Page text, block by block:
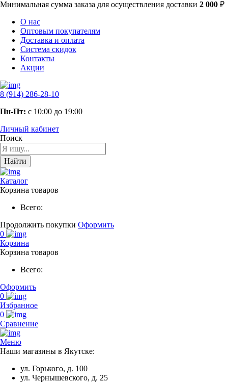
Минимальная сумма заказа для осуществления доставки 2 000 ₽
О нас
Оптовым покупателям
Доставка и оплата
Система скидок
Контакты
Акции
8 (914) 286-28-10
Пн-Пт: с 10:00 до 19:00
Личный кабинет
Поиск
Найти
Каталог
Корзина товаров
Всего:
Продолжить покупки Оформить
0
Корзина
Корзина товаров
Всего:
Оформить
0
Избранное
0
Сравнение
Меню
Наши магазины в Якутске:
ул. Горького, д. 100
ул. Чернышевского, д. 25